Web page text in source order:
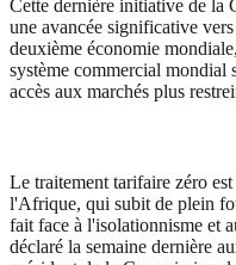
Cette dernière initiative de la
une avancée significative
deuxième économie
système commercial mondial
accès aux marchés plus
Le traitement tarifaire zéro
l'Afrique, qui subit de plein
fait face à l'isolationnisme et
déclaré la semaine dernière